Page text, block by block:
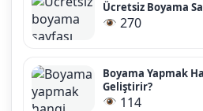
Ücretsiz Boyama
270
Boyama Yapmak
Geliştirir?
114